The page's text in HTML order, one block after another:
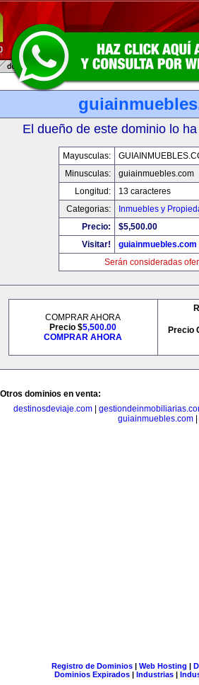
El dueño de este dominio lo
Mayusculas:
Minusculas:
guiainmuebles.com
Longitud:
13 caracteres
Categorias:
Inmuebles y
Precio:
$5,500.00
Visitar!
guiainmuebles.com
Serán consideradas
COMPRAR AHORA
Precio $5,500.00
COMPRAR AHORA
Precio
Otros dominios en venta:
destinosdeviaje.com|
guiainmuebles.com|
Registro de Dominios| Web Hosting |
Dominios Expirados | Industrias |